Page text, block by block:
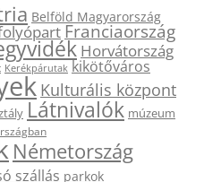
Belföld Magyarország
Franciaország
Horvátország
Kerékpárutak kikötőváros
Kulturális központ
Látnivalók múzeum
Németország
szállás parkok